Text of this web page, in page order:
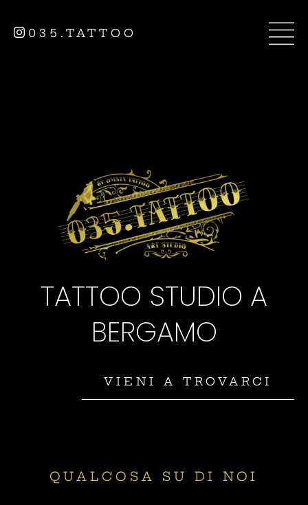
035.TATTOO
TATTOO STUDIO A
BERGAMO
VIENI A TROVARCI
QUALCOSA SU DI NOI